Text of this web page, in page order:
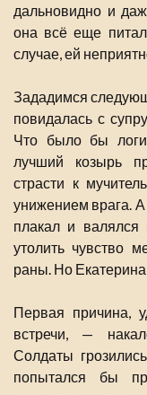
дальновидно и
она всё еще
случае, ей
Зададимся
повидалась с
Что было бы
лучший козырь
страсти к
унижением врага.
плакал и валялся
утолить чувство
раны. Но Екатерина
Первая причина,
встречи, —
Солдаты
попытался бы